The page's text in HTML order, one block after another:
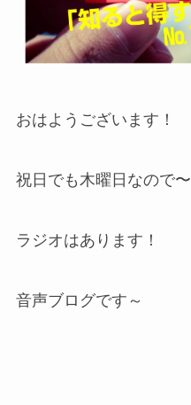
おはようございます！
祝日でも木曜日なので〜
ラジオはあります！
音声ブログです～